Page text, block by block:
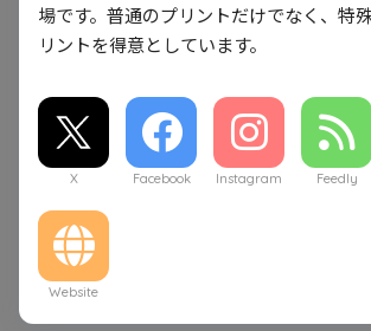
場です。普通のプリントだけでなく、特
リントを得意としています。
X Facebook Instagram Feedly
Website